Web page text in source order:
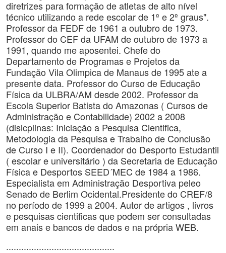
diretrizes para formação de atletas de alto nível
técnico utilizando a rede escolar de 1º e 2º graus".
Professor da FEDF de 1961 a outubro de 1973.
Professor do CEF da UFAM de outubro de 1973 a
1991, quando me aposentei. Chefe do
Departamento de Programas e Projetos da
Fundação Vila Olimpica de Manaus de 1995 ate a
presente data. Professor do Curso de Educação
Física da ULBRA/AM desde 2002. Professor da
Escola Superior Batista do Amazonas ( Cursos de
Administração e Contabilidade) 2002 a 2008
(disicplinas: Iniciação a Pesquisa Cientifica,
Metodologia da Pesquisa e Trabalho de Conclusão
de Curso I e II). Coordenador do Desporto Estudantil
( escolar e universitário ) da Secretaria de Educação
Física e Desportos SEED´MEC de 1984 a 1986.
Especialista em Administração Desportiva peleo
Senado de Berlim Ocidental.Presidente do CREF/8
no período de 1999 a 2004. Autor de artigos , livros
e pesquisas cientificas que podem ser consultadas
em anais e bancos de dados e na própria WEB.
...........................................